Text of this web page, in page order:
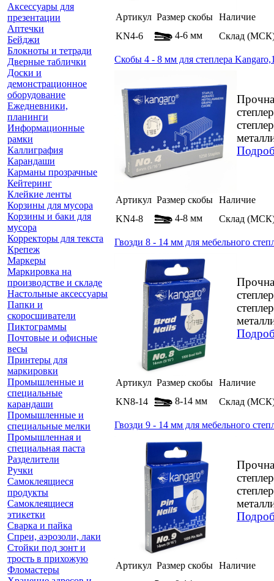
Аксессуары для
презентации
Аптечки
Бейджи
Блокноты и тетради
Дверные таблички
Доски и
демонстрационное
оборудование
Ежедневники,
планинги
Информационные
рамки
Каллиграфия
Карандаши
Карманы прозрачные
Кейтеринг
Клейкие ленты
Корзины для мусора
Корзины и баки для
мусора
Корректоры для текста
Крепеж
Маркеры
Маркировка на
производстве и складе
Настольные аксессуары
Папки и
скоросшиватели
Пиктограммы
Почтовые и офисные
весы
Принтеры для
маркировки
Промышленные и
специальные
карандаши
Промышленные и
специальные мелки
Промышленная и
специальная паста
Разделители
Ручки
Самоклеящиеся
продукты
Самоклеящиеся
этикетки
Сварка и пайка
Спреи, аэрозоли, лаки
Стойки под зонт и
трость в прихожую
Фломастеры
Артикул Размер скобы Наличие
KN4-6
4-6 мм Склад
Скобы 4 - 8 мм для степлера
Артикул Размер скобы Наличие
KN4-8
4-8 мм Склад
Гвозди 8 - 14 мм для мебельного
Артикул Размер скобы Наличие
KN8-14
8-14 мм Склад
Гвозди 9 - 14 мм для мебельного
Артикул Размер скобы Наличие